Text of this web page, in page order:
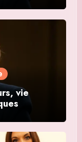
vie